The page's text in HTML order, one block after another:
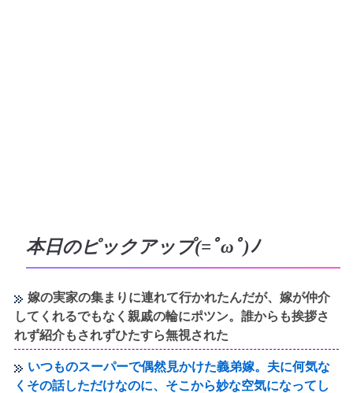
本日のピックアップ(=ﾟωﾟ)ﾉ
嫁の実家の集まりに連れて行かれたんだが、嫁が仲介
してくれるでもなく親戚の輪にポツン。誰からも挨拶さ
れず紹介もされずひたすら無視された
いつものスーパーで偶然見かけた義弟嫁。夫に何気な
くその話しただけなのに、そこから妙な空気になってし